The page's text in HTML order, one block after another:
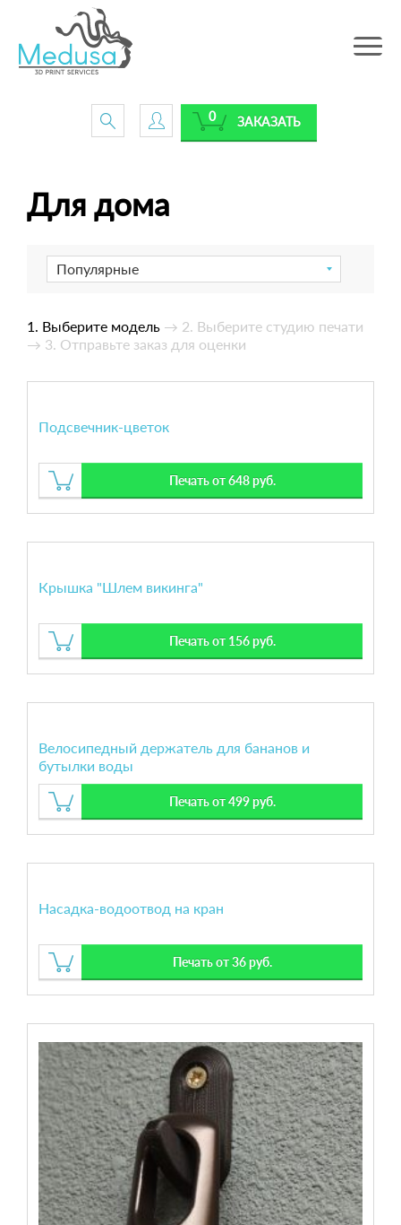
Toggle
ЗАКАЗАТЬ
0
Для дома
Популярные
1. Выберите модель → 2. Выберите студию печати
→ 3. Отправьте заказ для оценки
Подсвечник-цветок
Печать от 648 руб.
Крышка "Шлем викинга"
Печать от 156 руб.
Велосипедный держатель для бананов и
бутылки воды
Печать от 499 руб.
Насадка-водоотвод на кран
Печать от 36 руб.